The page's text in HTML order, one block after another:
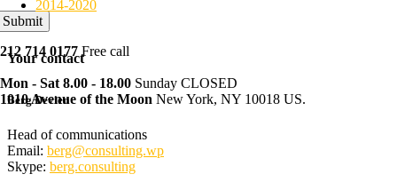
2014-2020
212 714 0177 Free call
Mon - Sat 8.00 - 18.00 Sunday CLOSED
1010 Avenue of the Moon New York, NY 10018 US.
Submit
Your contact
Berg Devien
Head of communications
Email: berg@consulting.wp
Skype: berg.consulting